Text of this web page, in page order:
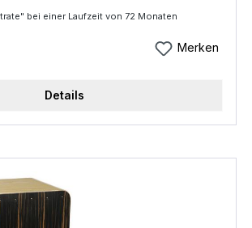
oder für die Session im
cm Vorderseite (hell): Quinto
sind drei Seiten mit einem
Baß.
bei einer Laufzeit von 72 Monaten
Merken
Details